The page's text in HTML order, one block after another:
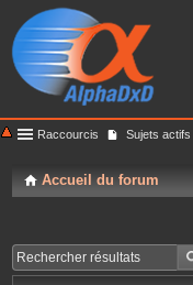
Raccourcis Sujets actifs
Accueil du forum